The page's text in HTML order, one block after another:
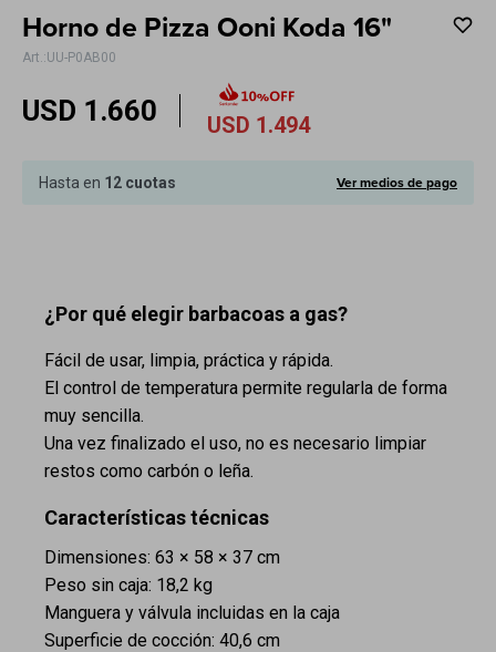
Horno de Pizza Ooni Koda 16"
UU-P0AB00
USD 1.660 USD 1.494
Hasta en 12 cuotas Ver medios de pago
¿Por qué elegir barbacoas a gas?
Fácil de usar, limpia, práctica y rápida.
El control de temperatura permite regularla de forma
muy sencilla.
Una vez finalizado el uso, no es necesario limpiar
restos como carbón o leña.
Características técnicas
Dimensiones: 63 × 58 × 37 cm
Peso sin caja: 18,2 kg
Manguera y válvula incluidas en la caja
Superficie de cocción: 40,6 cm
Cuenta
F&Q
Tiendas